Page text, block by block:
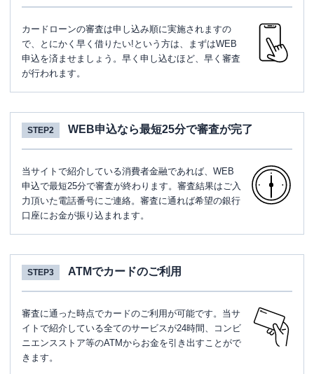
カードローンの審査は申し込み順に実施されますの
で、とにかく早く借りたい!という方は、まずはWEB
申込を済ませましょう。早く申し込むほど、早く審査
が行われます。
STEP2 WEB申込なら最短25分で審査が完了
当サイトで紹介している消費者金融であれば、WEB
申込で最短25分で審査が終わります。審査結果はご入
力頂いた電話番号にご連絡。審査に通れば希望の銀行
口座にお金が振り込まれます。
STEP3 ATMでカードのご利用
審査に通った時点でカードのご利用が可能です。当サ
イトで紹介している全てのサービスが24時間、コンビ
ニエンスストア等のATMからお金を引き出すことがで
きます。